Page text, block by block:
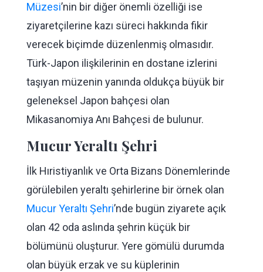
Müzesi’nin bir diğer önemli özelliği ise
ziyaretçilerine kazı süreci hakkında fikir
verecek biçimde düzenlenmiş olmasıdır.
Türk-Japon ilişkilerinin en dostane izlerini
taşıyan müzenin yanında oldukça büyük bir
geleneksel Japon bahçesi olan
Mikasanomiya Anı Bahçesi de bulunur.
Mucur Yeraltı Şehri
İlk Hıristiyanlık ve Orta Bizans Dönemlerinde
görülebilen yeraltı şehirlerine bir örnek olan
Mucur Yeraltı Şehri’nde bugün ziyarete açık
olan 42 oda aslında şehrin küçük bir
bölümünü oluşturur. Yere gömülü durumda
olan büyük erzak ve su küplerinin